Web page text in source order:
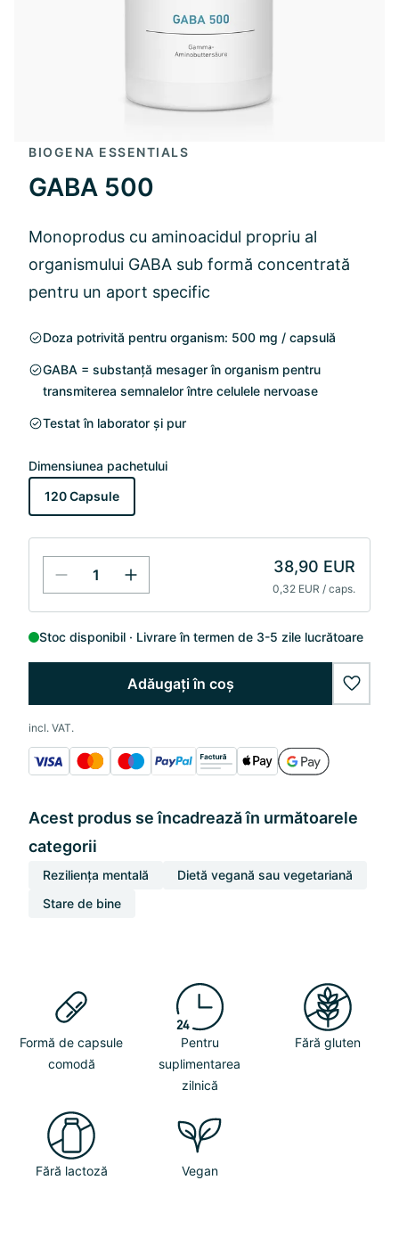
BIOGENA ESSENTIALS
GABA 500
Monoprodus cu aminoacidul propriu al
organismului GABA sub formă concentrată
pentru un aport specific
Doza potrivită pentru organism: 500 mg / capsulă
GABA = substanță mesager în organism pentru
transmiterea semnalelor între celulele nervoase
Testat în laborator și pur
Dimensiunea pachetului
120 Capsule
38,90 EUR
0,32 EUR / caps.
Stoc disponibil Livrare în termen de 3-5 zile lucrătoare
Adăugați în coș
incl. VAT.
Acest produs se încadrează în următoarele
categorii
Reziliența mentală
Dietă vegană sau vegetariană
Stare de bine
Formă de capsule
comodă
Pentru
suplimentarea
zilnică
Fără gluten
Fără lactoză Vegan